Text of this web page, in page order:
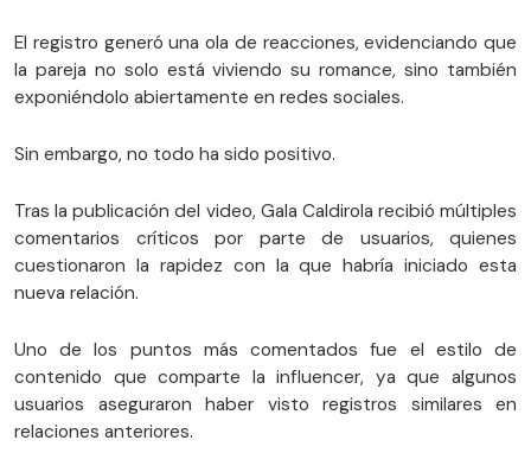
El registro generó una ola de reacciones, evidenciando que
la pareja no solo está viviendo su romance, sino también
exponiéndolo abiertamente en redes sociales.
Sin embargo, no todo ha sido positivo.
Tras la publicación del video, Gala Caldirola recibió múltiples
comentarios críticos por parte de usuarios, quienes
cuestionaron la rapidez con la que habría iniciado esta
nueva relación.
Uno de los puntos más comentados fue el estilo de
contenido que comparte la influencer, ya que algunos
usuarios aseguraron haber visto registros similares en
relaciones anteriores.